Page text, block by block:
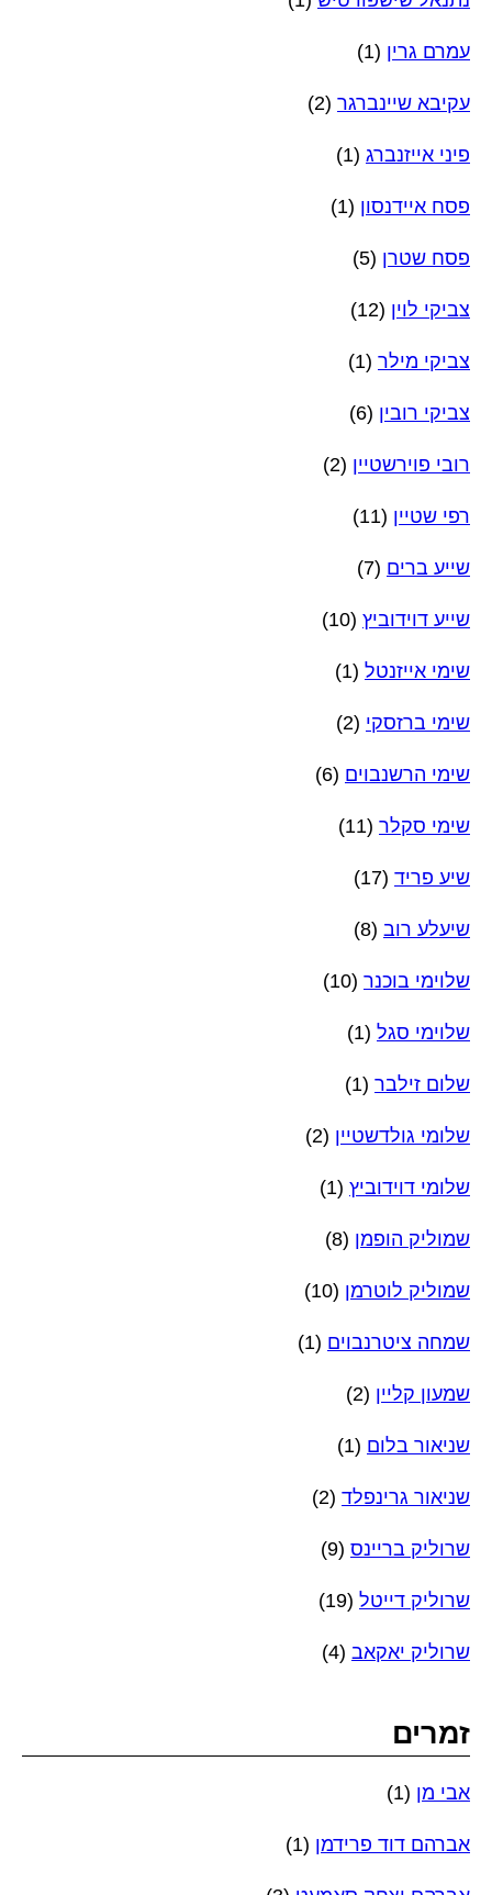
עמרם גרין (1)
עקיבא שיינברגר (2)
פיני אייזנברג (1)
פסח איידנסון (1)
פסח שטרן (5)
צביקי לוין (12)
צביקי מילר (1)
צביקי רובין (6)
רובי פוירשטיין (2)
רפי שטיין (11)
שייע ברים (7)
שייע דוידוביץ (10)
שימי אייזנטל (1)
שימי ברזסקי (2)
שימי הרשנבוים (6)
שימי סקלר (11)
שיע פריד (17)
שיעלע רוב (8)
שלוימי בוכנר (10)
שלוימי סגל (1)
שלום זילבר (1)
שלומי גולדשטיין (2)
שלומי דוידוביץ (1)
שמוליק הופמן (8)
שמוליק לוטרמן (10)
שמחה ציטרנבוים (1)
שמעון קליין (2)
שניאור בלום (1)
שניאור גרינפלד (2)
שרוליק בריינס (9)
שרוליק דייטל (19)
שרוליק יאקאב (4)
זמרים
אבי מן (1)
אברהם דוד פרידמן (1)